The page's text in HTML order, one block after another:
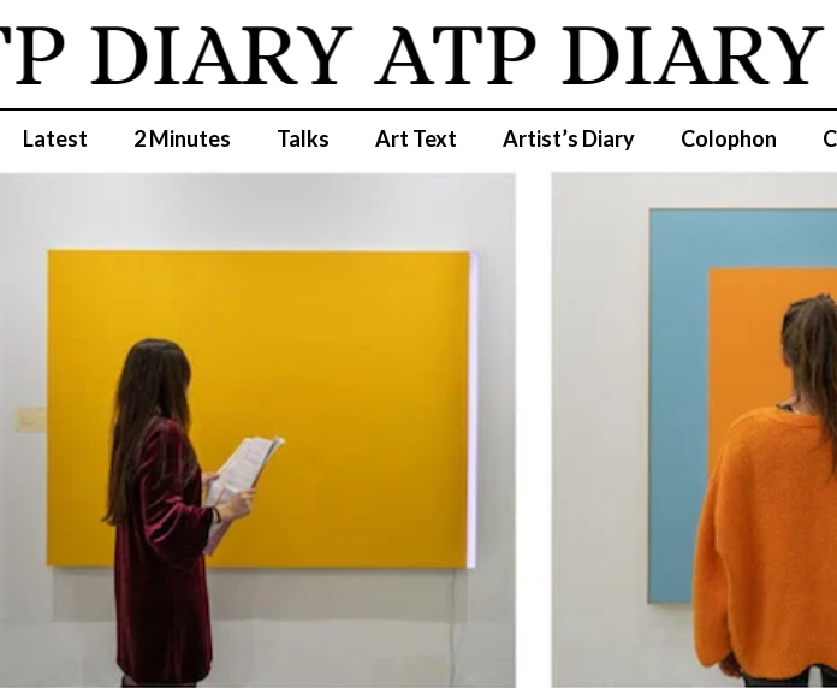
ATP DIARY
Latest 2 Minutes Talks Art Text Artist’s Diary Colophon